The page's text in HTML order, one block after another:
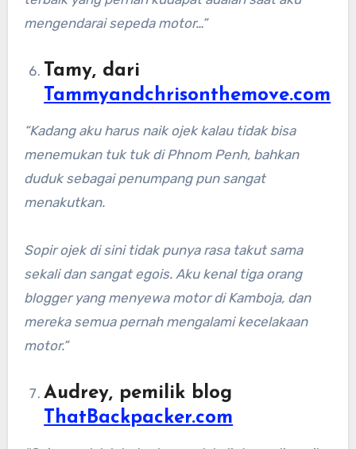
mengendarai sepeda motor…”
Tamy, dari
Tammyandchrisonthemove.com
“Kadang aku harus naik ojek kalau tidak bisa
menemukan tuk tuk di Phnom Penh, bahkan
duduk sebagai penumpang pun sangat
menakutkan.
Sopir ojek di sini tidak punya rasa takut sama
sekali dan sangat egois. Aku kenal tiga orang
blogger yang menyewa motor di Kamboja, dan
mereka semua pernah mengalami kecelakaan
motor.”
Audrey, pemilik blog
ThatBackpacker.com